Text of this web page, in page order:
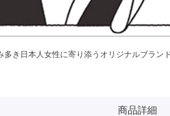
多き日本人女性に寄り添うオリジナルブラ
商品詳細